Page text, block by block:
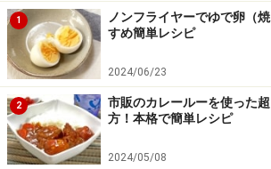
串に何もついてこなかったら焼きあが
部分があるようなら、 数分追加加熱す
は分量が少ないので、生焼けになる
い。ケーキが焼ける炊飯器かどうかの
レシピ。
1
ノンフライヤーでゆで卵（
すめ簡単レシピ
2024/06/23
2
市販のカレールーを使った
方！本格で簡単レシピ
2024/05/08